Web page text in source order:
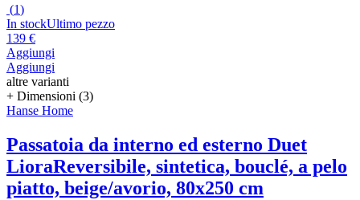
(1)
In stockUltimo pezzo
139 €
Aggiungi
Aggiungi
altre varianti
+ Dimensioni (3)
Hanse Home
Passatoia da interno ed esterno Duet
LioraReversibile, sintetica, bouclé, a pelo
piatto, beige/avorio, 80x250 cm